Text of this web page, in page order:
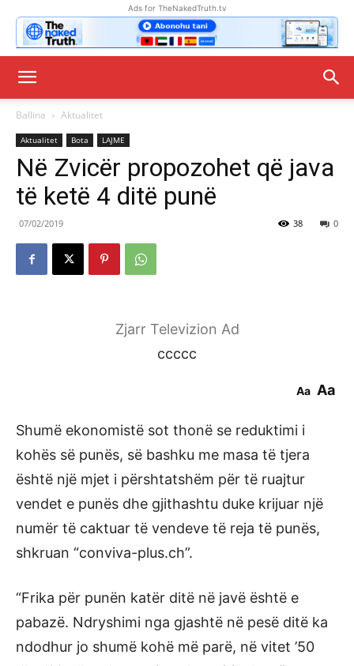
Ads for TheNakedTruth.tv
Ballina Aktualitet
Aktualitet Bota LAJME
Në Zvicër propozohet që java
të ketë 4 ditë punë
07/02/2019 0
38
Zjarr Televizion Ad
ccccc
Aa Aa
Shumë ekonomistë sot thonë se reduktimi i
kohës së punës, së bashku me masa të tjera
është një mjet i përshtatshëm për të ruajtur
vendet e punës dhe gjithashtu duke krijuar një
numër të caktuar të vendeve të reja të punës,
shkruan “conviva-plus.ch”.
“Frika për punën katër ditë në javë është e
pabazë. Ndryshimi nga gjashtë në pesë ditë ka
ndodhur jo shumë kohë më parë, në vitet ’50